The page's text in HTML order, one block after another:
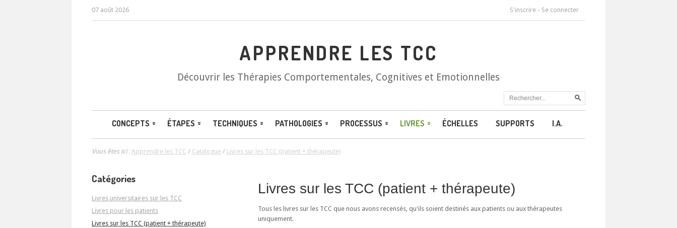
07 août 2026 S'inscrire - Se connecter
APPRENDRE LES TCC
Découvrir les Thérapies Comportementales, Cognitives et Emotionnelles
CONCEPTS ÉTAPES TECHNIQUES PATHOLOGIES PROCESSUS LIVRES ÉCHELLES SUPPORTS I.A.
Vous êtes ici :Apprendre les TCC / Catalogue / Livres sur les TCC (patient + thérapeute)
Livres sur les TCC (patient + thérapeute)
Tous les livres sur les TCC que nous avons recensés, qu'ils soient destinés aux patients ou aux thérapeutes
uniquement.
Catégories
Livres universitaires sur les TCC
Livres pour les patients
Livres sur les TCC (patient + thérapeute)